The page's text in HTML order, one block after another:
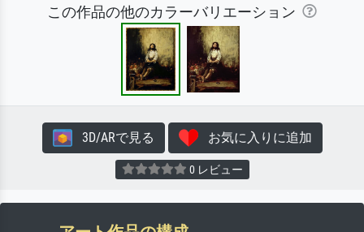
この作品の他のカラーバリエーション
3D/ARで見る お気に入りに追加
0 レビュー